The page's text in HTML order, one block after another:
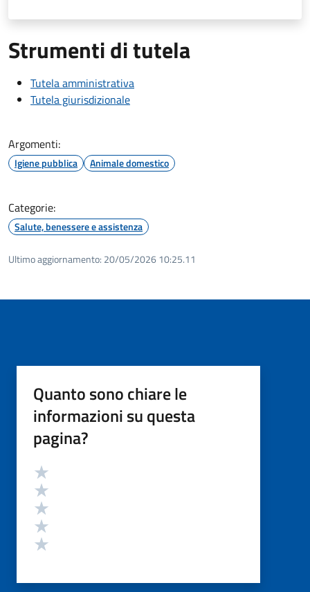
Strumenti di tutela
Tutela amministrativa
Tutela giurisdizionale
Argomenti:
Igiene pubblica Animale domestico
Categorie:
Salute, benessere e assistenza
Ultimo aggiornamento: 20/05/2026 10:25.11
Quanto sono chiare le
informazioni su questa
pagina?
Valutazione